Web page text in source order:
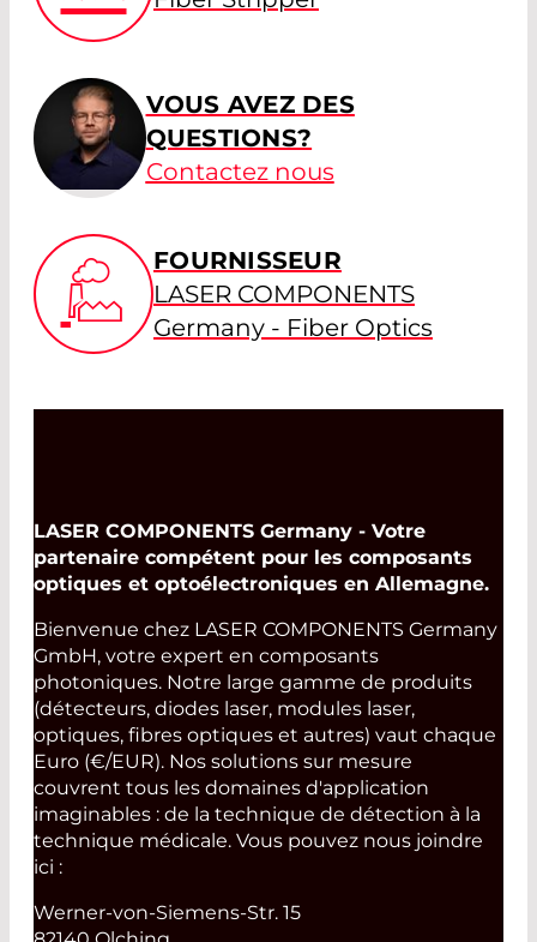
VOUS AVEZ DES
QUESTIONS?
Contactez nous
FOURNISSEUR
LASER COMPONENTS
Germany - Fiber Optics
LASER COMPONENTS Germany - Votre
partenaire compétent pour les composants
optiques et optoélectroniques en Allemagne.
Bienvenue chez LASER COMPONENTS Germany
GmbH, votre expert en composants
photoniques. Notre large gamme de produits
(détecteurs, diodes laser, modules laser,
optiques, fibres optiques et autres) vaut chaque
Euro (€/EUR). Nos solutions sur mesure
couvrent tous les domaines d'application
imaginables : de la technique de détection à la
technique médicale. Vous pouvez nous joindre
ici :
Werner-von-Siemens-Str. 15